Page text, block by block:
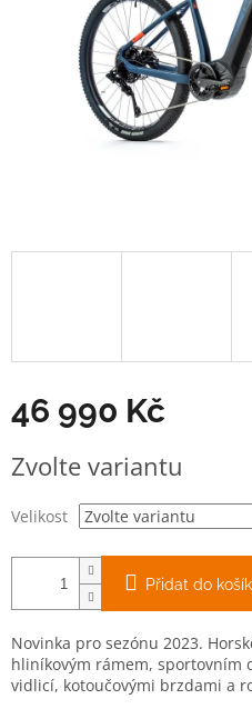
46 990 Kč
cena:
Zvolte variantu
Velikost
Přidat do
Novinka pro sezónu 2023.
hliníkovým rámem, sportovním
vidlicí, kotoučovými brzdami a